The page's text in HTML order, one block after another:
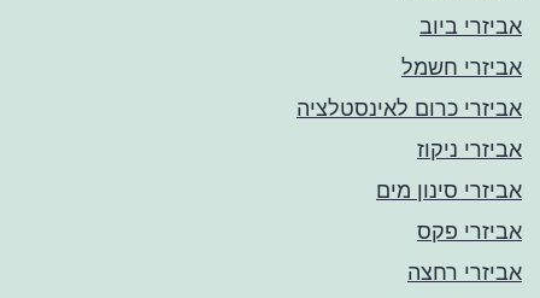
אביזרי ביוב
אביזרי חשמל
אביזרי כרום לאינסטלציה
אביזרי ניקוז
אביזרי סינון מים
אביזרי פקס
אביזרי רחצה